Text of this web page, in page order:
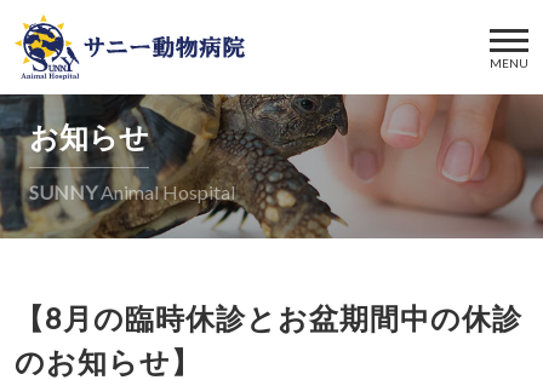
MENU
お知らせ
SUNNYAnimal Hospital
【8月の臨時休診とお盆期間中の休診
のお知らせ】